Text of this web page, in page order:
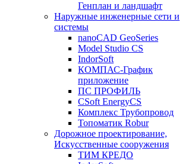
Генплан и ландшафт
Наружные инженерные сети и
системы
nanoCAD GeoSeries
Model Studio CS
IndorSoft
КОМПАС-График
приложение
ПС ПРОФИЛЬ
CSoft EnergyCS
Комплекс Трубопровод
Топоматик Robur
Дорожное проектирование,
Искусственные сооружения
ТИМ КРЕДО